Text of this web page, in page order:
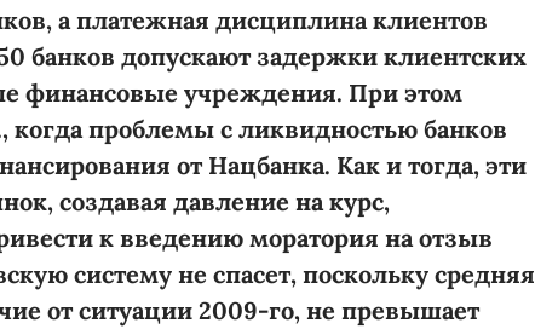
а платежная дисциплина клиентов
банков допускают задержки клиентских
финансовые учреждения. При этом
когда проблемы с ликвидностью банков
от Нацбанка. Как и тогда, эти
создавая давление на курс,
к введению моратория на отзыв
систему не спасет, поскольку средняя
от ситуации 2009-го, не превышает